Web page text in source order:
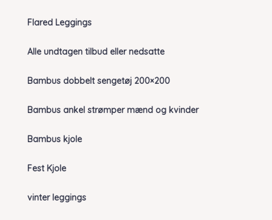
Flared Leggings
Alle undtagen tilbud eller nedsatte
Bambus dobbelt sengetøj 200×200
Bambus ankel strømper mænd og kvinder
Bambus kjole
Fest Kjole
vinter leggings